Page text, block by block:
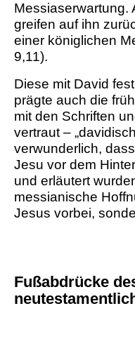
Messiaserwartung.
greifen auf ihn
einer königlichen
9,11).
Diese mit David
prägte auch die
mit den Schriften
vertraut –
verwunderlich,
Jesu vor dem
und erläutert
messianische
Jesus vorbei,
Fußabdrücke